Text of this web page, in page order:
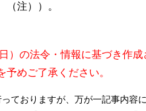
注））。
の法令・情報に基づき作成
めご了承ください。
ておりますが、万が一記事内容